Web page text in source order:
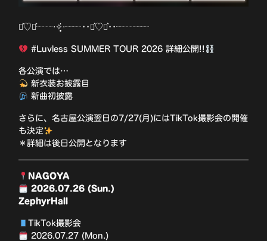
⋆͛♡⋆͛┈┈‧✧̣̥̇‧┈┈••⋆͛♡⋆͛••┈┈┈┈
#Luvless SUMMER TOUR 2026 詳細公開!!
各公演では…
新衣装お披露目
新曲初披露
さらに、名古屋公演翌日の7/27(月)にはTikTok撮影会の開催
も決定
＊詳細は後日公開となります
NAGOYA
2026.07.26 (Sun.)
ZephyrHall
TikTok撮影会
2026.07.27 (Mon.)